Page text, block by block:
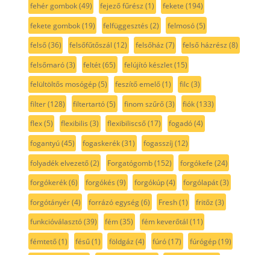
fehér gombok(49) fejező fűrész (1) fekete (194)
fekete gombok(19) felfüggesztés (2) felmosó(5)
felső(36) felsőfűtőszál (12) felsőház (7) felső házrész (8)
felsőmaró(3) feltét(65) felújító készlet(15)
felültöltős mosógép(5) feszítő emelő(1) filc(3)
filter(128) filtertartó(5) finom szűrő(3) fiók(133)
flex(5) flexibilis (3) flexibiliscső(17) fogadó(4)
fogantyú(45) fogaskerék(31) fogasszíj (12)
folyadék elvezető(2) Forgatógomb(152) forgókefe (24)
forgókerék(6) forgókés (9) forgókúp(4) forgólapát(3)
forgótányér(4) forrázó egység(6) Fresh(1) fritőz (3)
funkcióválasztó(39) fém(35) fém keverőtál (11)
fémtető(1) fésű(1) földgáz (4) fúró(17) fúrógép(19)